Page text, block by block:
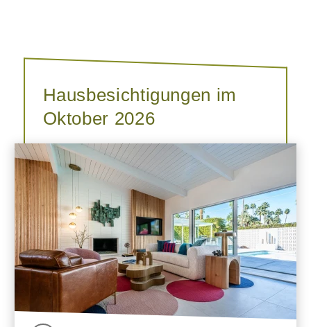
Hausbesichtigungen im
Oktober 2026